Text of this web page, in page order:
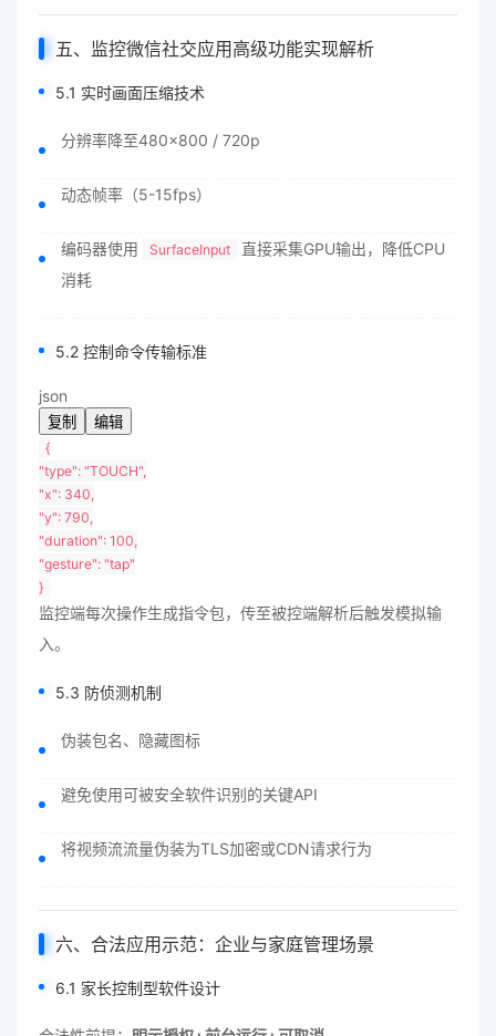
五、 监控微信社交应用高级功能实现解析
5.1 实时画面压缩技术
分辨率降至480×800 / 720p
动态帧率（5-15fps）
编码器使用 SurfaceInput
直接采集GPU输出，降低CPU
消耗
5.2 控制命令传输标准
json
复制
编辑
{
"type": "TOUCH",
"x": 340,
"y": 790,
"duration": 100,
"gesture": "tap"
}
监控端每次操作生成指令包，传至被控端解析后触发模拟输
入。
5.3 防侦测机制
伪装包名、隐藏图标
避免使用可被安全软件识别的关键API
将视频流流量伪装为TLS加密或CDN请求行为
六、合法应用示范：企业与家庭管理场景
6.1 家长控制型软件设计